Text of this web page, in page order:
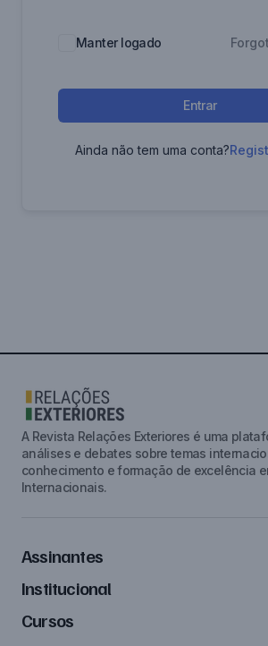
Manter logado
Entrar
Ainda não tem uma conta?
A Revista Relações Exteriores é uma
análises e debates sobre temas
conhecimento e formação de excelência
Internacionais.
Assinantes
Institucional
Cursos